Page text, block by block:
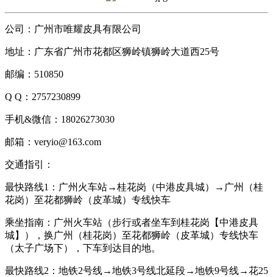
公司：广州市唯耀皮具有限公司
地址：广东省广州市花都区狮岭镇狮岭大道西25号
邮编：510850
Q Q：2757230899
手机&微信：18026273030
邮箱：veryio@163.com
交通指引：
最快路线1：广州火车站→桂花岗（中港皮具城）→广州（桂
花岗）至花都狮岭（皮革城）专线快车
乘坐指南：广州火车站（步行或者坐车到桂花岗【中港皮具
城】），换广州（桂花岗）至花都狮岭（皮革城）专线快车
（太子广场下），下车到达目的地。
最快路线2：地铁2号线→地铁3号线北延段→地铁9号线→花25